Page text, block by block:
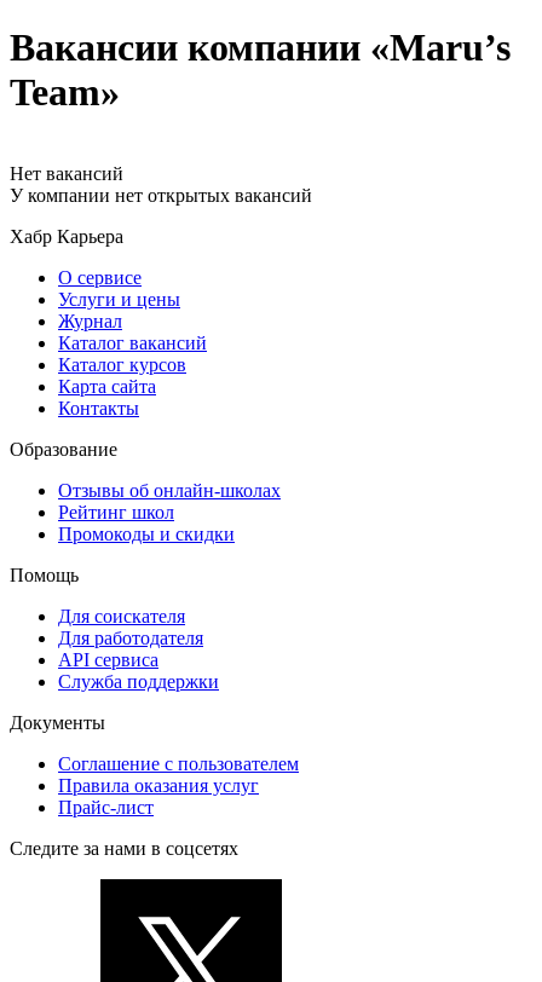
Вакансии компании «Maru’s
Team»
Нет вакансий
У компании нет открытых вакансий
Хабр Карьера
О сервисе
Услуги и цены
Журнал
Каталог вакансий
Каталог курсов
Карта сайта
Контакты
Образование
Отзывы об онлайн-школах
Рейтинг школ
Промокоды и скидки
Помощь
Для соискателя
Для работодателя
API сервиса
Служба поддержки
Документы
Соглашение с пользователем
Правила оказания услуг
Прайс-лист
Следите за нами в соцсетях